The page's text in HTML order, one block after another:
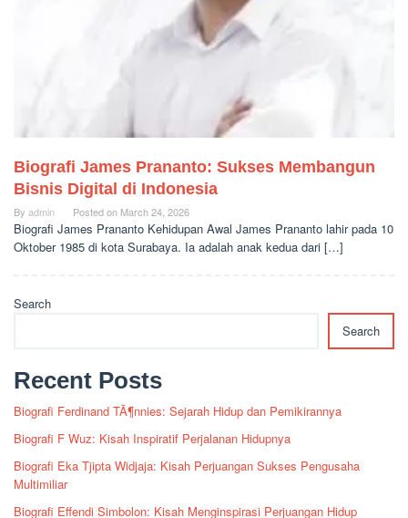
Biografi James Prananto: Sukses Membangun
Bisnis Digital di Indonesia
By admin Posted on March 24, 2026
Biografi James Prananto Kehidupan Awal James Prananto lahir pada 10
Oktober 1985 di kota Surabaya. Ia adalah anak kedua dari […]
Search
Search
Recent Posts
Biografi Ferdinand TÃ¶nnies: Sejarah Hidup dan Pemikirannya
Biografi F Wuz: Kisah Inspiratif Perjalanan Hidupnya
Biografi Eka Tjipta Widjaja: Kisah Perjuangan Sukses Pengusaha
Multimiliar
Biografi Effendi Simbolon: Kisah Menginspirasi Perjuangan Hidup